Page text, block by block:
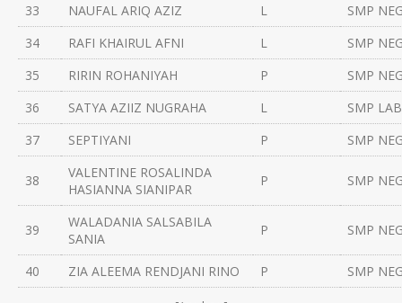
33
NAUFAL ARIQ AZIZ L
SMP
34
RAFI KHAIRUL AFNI L
SMP
35
RIRIN ROHANIYAH P
SMP
36
SATYA AZIIZ NUGRAHA L
SMP
37
SEPTIYANI P SMP
38
VALENTINE ROSALINDA
HASIANNA SIANIPAR
P SMP
39
WALADANIA SALSABILA
SANIA
P SMP
40 ZIA ALEEMA RENDJANI RINO P SMP